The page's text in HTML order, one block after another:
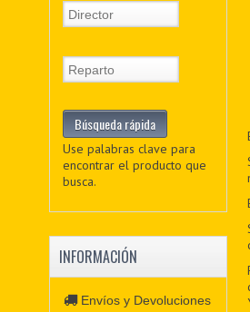
Use palabras clave para
encontrar el producto que
busca.
INFORMACIÓN
Envíos y Devoluciones